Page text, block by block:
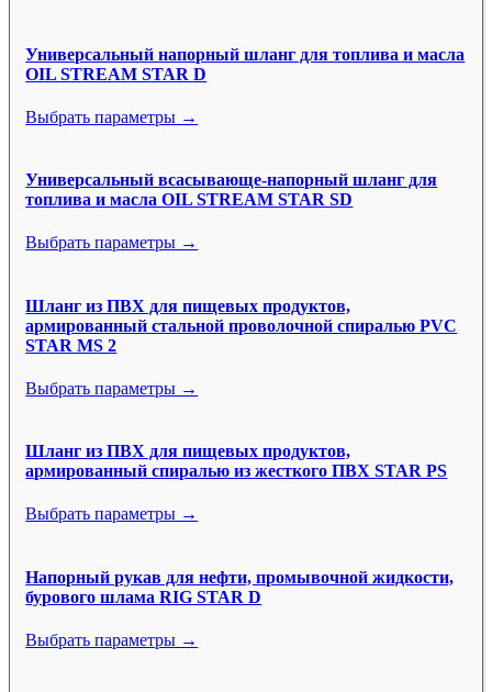
Универсальный напорный шланг для топлива и масла
OIL STREAM STAR D
Выбрать параметры →
Универсальный всасывающе-напорный шланг для
топлива и масла OIL STREAM STAR SD
Выбрать параметры →
Шланг из ПВХ для пищевых продуктов,
армированный стальной проволочной спиралью PVC
STAR MS 2
Выбрать параметры →
Шланг из ПВХ для пищевых продуктов,
армированный спиралью из жесткого ПВХ STAR PS
Выбрать параметры →
Напорный рукав для нефти, промывочной жидкости,
бурового шлама RIG STAR D
Выбрать параметры →